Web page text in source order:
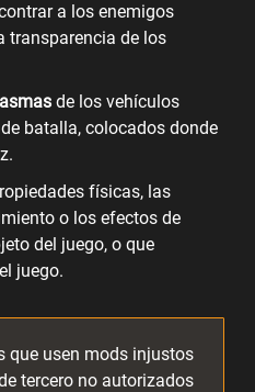
a los enemigos
transparencia de los
de los vehículos
batalla, colocados donde
físicas, las
o los efectos de
del juego, o que
juego.
que usen mods injustos
tercero no autorizados